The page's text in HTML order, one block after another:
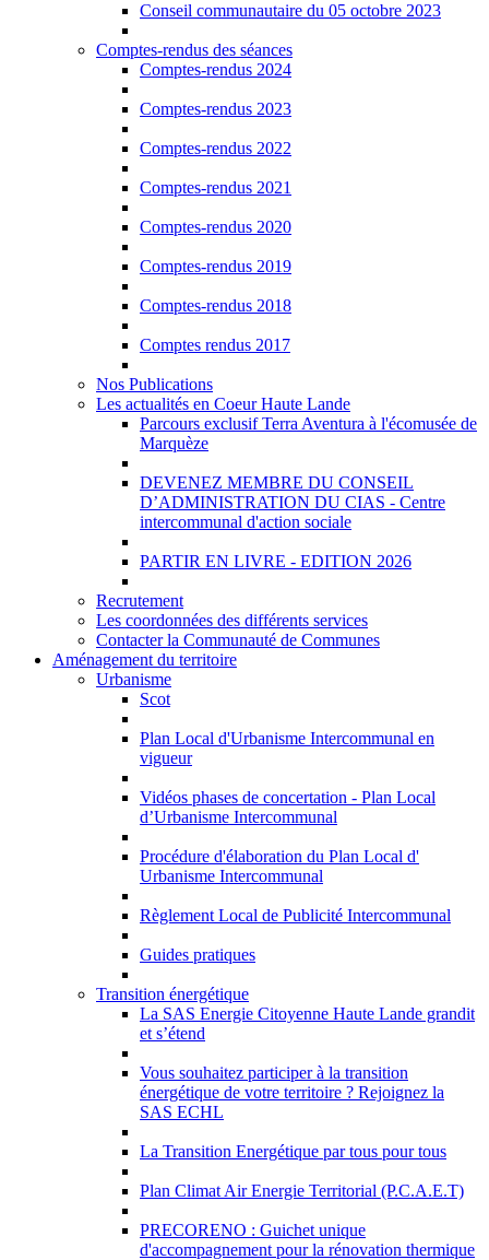
Conseil communautaire du 05 octobre 2023
Comptes-rendus des séances
Comptes-rendus 2024
Comptes-rendus 2023
Comptes-rendus 2022
Comptes-rendus 2021
Comptes-rendus 2020
Comptes-rendus 2019
Comptes-rendus 2018
Comptes rendus 2017
Nos Publications
Les actualités en Coeur Haute Lande
Parcours exclusif Terra Aventura à l'écomusée de
Marquèze
DEVENEZ MEMBRE DU CONSEIL
D’ADMINISTRATION DU CIAS - Centre
intercommunal d'action sociale
PARTIR EN LIVRE - EDITION 2026
Recrutement
Les coordonnées des différents services
Contacter la Communauté de Communes
Aménagement du territoire
Urbanisme
Scot
Plan Local d'Urbanisme Intercommunal en
vigueur
Vidéos phases de concertation - Plan Local
d’Urbanisme Intercommunal
Procédure d'élaboration du Plan Local d'
Urbanisme Intercommunal
Règlement Local de Publicité Intercommunal
Guides pratiques
Transition énergétique
La SAS Energie Citoyenne Haute Lande grandit
et s’étend
Vous souhaitez participer à la transition
énergétique de votre territoire ? Rejoignez la
SAS ECHL
La Transition Energétique par tous pour tous
Plan Climat Air Energie Territorial (P.C.A.E.T)
PRECORENO : Guichet unique
d'accompagnement pour la rénovation thermique